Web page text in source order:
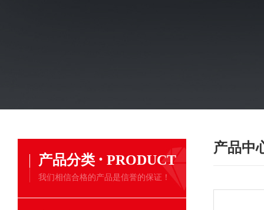
产品分类 · PRODUCT
我们相信合格的产品是信誉的保证！
产品中